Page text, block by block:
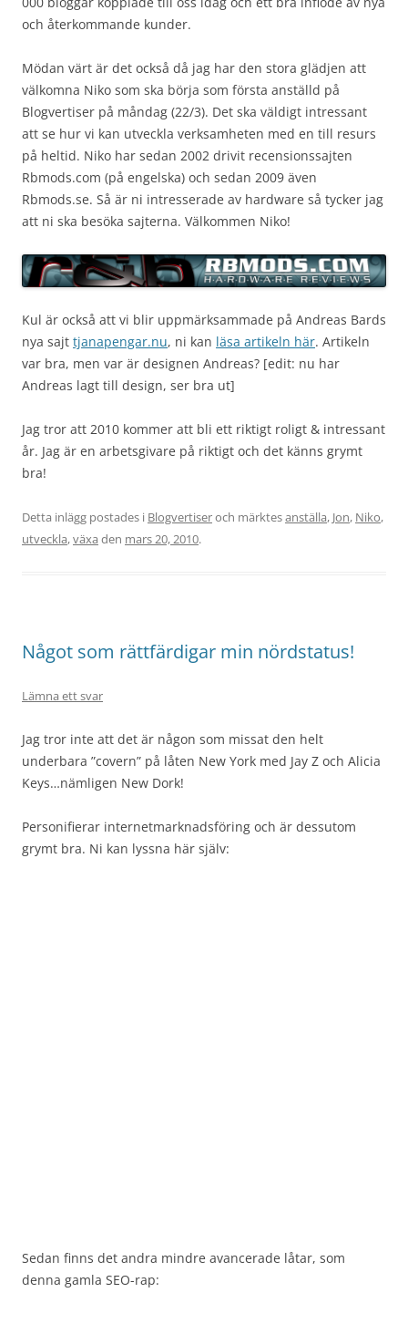
och återkommande kunder.
Mödan värt är det också då jag har den stora glädjen att
välkomna Niko som ska börja som första anställd på
Blogvertiser på måndag (22/3). Det ska väldigt intressant
att se hur vi kan utveckla verksamheten med en till resurs
på heltid. Niko har sedan 2002 drivit recensionssajten
Rbmods.com (på engelska) och sedan 2009 även
Rbmods.se. Så är ni intresserade av hardware så tycker jag
att ni ska besöka sajterna. Välkommen Niko!
Kul är också att vi blir uppmärksammade på Andreas Bards
nya sajt tjanapengar.nu, ni kan läsa artikeln här. Artikeln
var bra, men var är designen Andreas? [edit: nu har
Andreas lagt till design, ser bra ut]
Jag tror att 2010 kommer att bli ett riktigt roligt & intressant
år. Jag är en arbetsgivare på riktigt och det känns grymt
bra!
Detta inlägg postades i Blogvertiseroch märktesanställa, Jon, Niko,
utveckla,växa den mars 20, 2010.
Något som rättfärdigar min nördstatus!
Lämna ett svar
Jag tror inte att det är någon som missat den helt
underbara ”covern” på låten New York med Jay Z och Alicia
Keys…nämligen New Dork!
Personifierar internetmarknadsföring och är dessutom
grymt bra. Ni kan lyssna här själv:
Sedan finns det andra mindre avancerade låtar, som
denna gamla SEO-rap: